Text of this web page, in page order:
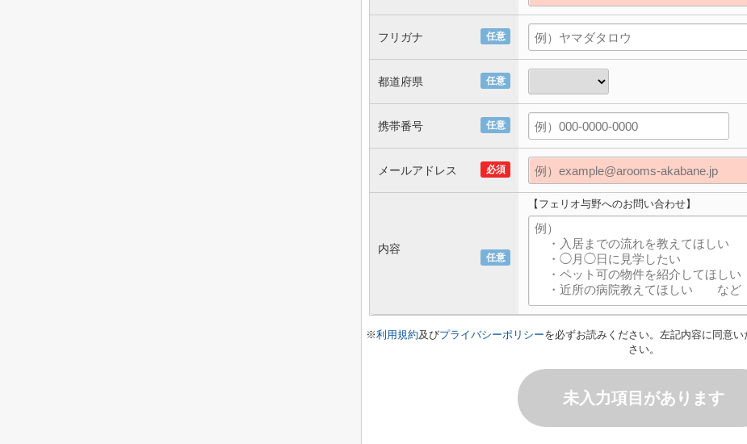
任意
フリガナ
任意
都道府県
任意
携帯番号
必須
メールアドレス
任意
内容
【フェリオ与野へのお問い合わせ】
※利用規約及びプライバシーポリシーを必ずお読みください。左記内容に同意
さい。
未入力項目があります